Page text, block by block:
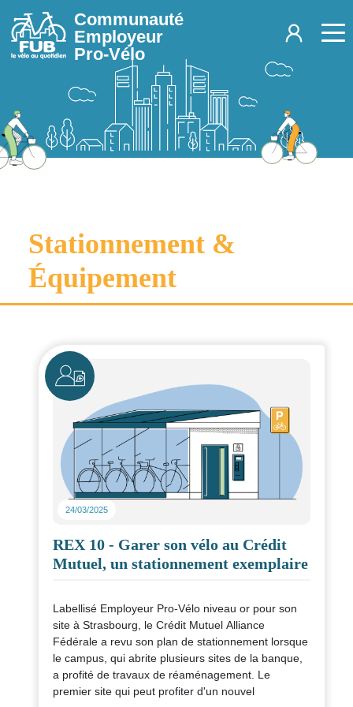
Aller au contenu principal
Communauté
Employeur
Pro-Vélo
Stationnement &
Équipement
Icône
24/03/2025
REX 10 - Garer son vélo au Crédit
Mutuel, un stationnement exemplaire
Labellisé Employeur Pro-Vélo niveau or pour son
site à Strasbourg, le Crédit Mutuel Alliance
Fédérale a revu son plan de stationnement lorsque
le campus, qui abrite plusieurs sites de la banque,
a profité de travaux de réaménagement. Le
premier site qui peut profiter d'un nouvel